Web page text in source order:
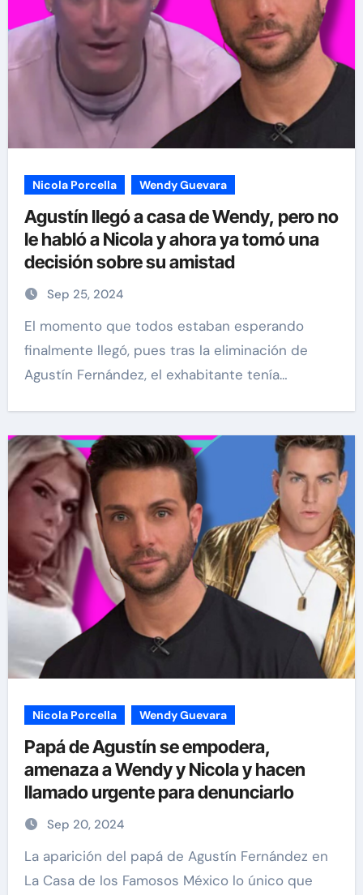
Nicola Porcella Wendy Guevara
Agustín llegó a casa de Wendy, pero no
le habló a Nicola y ahora ya tomó una
decisión sobre su amistad
Sep 25, 2024
El momento que todos estaban esperando
finalmente llegó, pues tras la eliminación de
Agustín Fernández, el exhabitante tenía…
Nicola Porcella Wendy Guevara
Papá de Agustín se empodera,
amenaza a Wendy y Nicola y hacen
llamado urgente para denunciarlo
Sep 20, 2024
La aparición del papá de Agustín Fernández en
La Casa de los Famosos México lo único que